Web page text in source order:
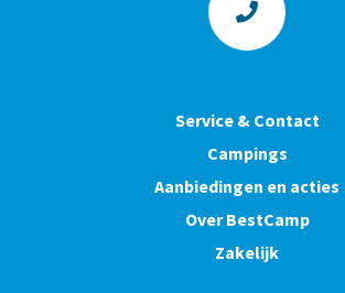
Service & Contact
Campings
Aanbiedingen en acties
Over BestCamp
Zakelijk